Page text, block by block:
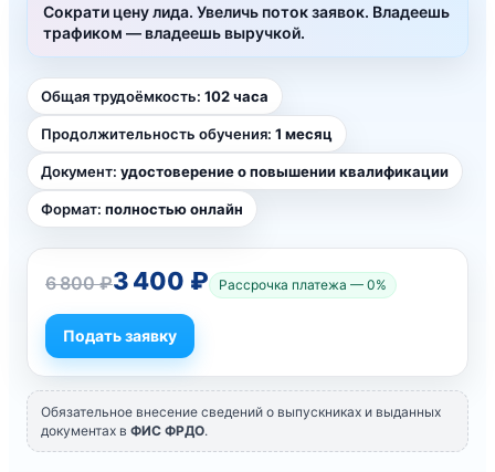
Сократи цену лида. Увеличь поток заявок. Владеешь
трафиком — владеешь выручкой.
Общая трудоёмкость: 102 часа
Продолжительность обучения: 1 месяц
Документ: удостоверение о повышении квалификации
Формат: полностью онлайн
6 800 ₽3 400 ₽ Рассрочка платежа — 0%
Подать заявку
Обязательное внесение сведений о выпускниках и выданных
документах в ФИС ФРДО.